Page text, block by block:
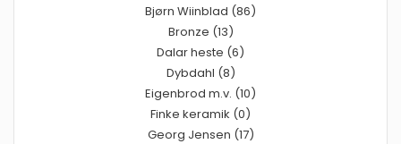
Bjørn Wiinblad (86)
Bronze (13)
Dalar heste (6)
Dybdahl (8)
Eigenbrod m.v. (10)
Finke keramik (0)
Georg Jensen (17)